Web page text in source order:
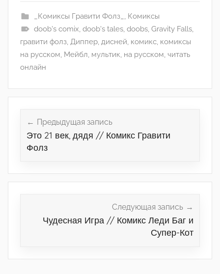
_Комиксы Гравити Фолз_ , Комиксы
doob's comix, doob's tales, doobs, Gravity Falls,
гравити фолз, Диппер, дисней, комикс, комиксы
на русском, Мейбл, мультик, на русском, читать
онлайн
записям
Предыдущая запись
Это 21 век, дядя // Комикс Гравити
Фолз
Следующая запись
Чудесная Игра // Комикс Леди Баг и
Супер-Кот